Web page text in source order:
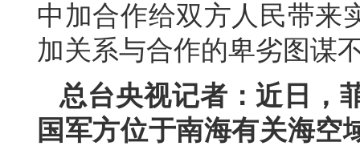
中加合作给双方人民带来
加关系与合作的卑劣图谋
总台央视记者：近日，
国军方位于南海有关海空